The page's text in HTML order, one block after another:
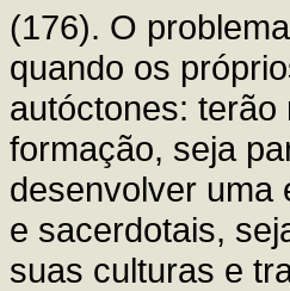
(176). O
quando os
autóctones:
formação, seja
desenvolver uma
e sacerdotais,
suas culturas e